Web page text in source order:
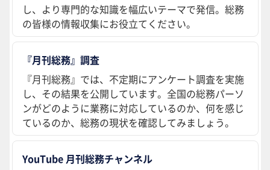
し、より専門的な知識を幅広いテーマで発信。総務
の皆様の情報収集にお役立てください。
『月刊総務』調査
『月刊総務』では、不定期にアンケート調査を実施
し、その結果を公開しています。全国の総務パーソ
ンがどのように業務に対応しているのか、何を感じ
ているのか、総務の現状を確認してみましょう。
YouTube 月刊総務チャンネル